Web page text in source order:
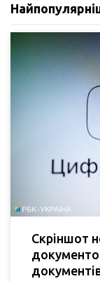
Скріншот